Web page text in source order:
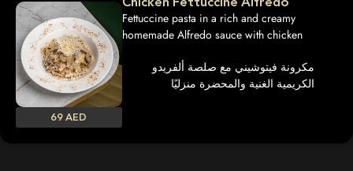
69 AED
Fettuccine pasta in a rich and creamy
homemade Alfredo sauce with chicken
مكرونة فيتوشيني مع صلصة ألفريدو
الكريمية الغنية والمحضرة منزليًا